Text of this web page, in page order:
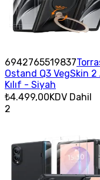
6942765519837
Ostand Q3 VegSkin
Kılıf - Siyah
₺4.499,00KDV Dahil
2